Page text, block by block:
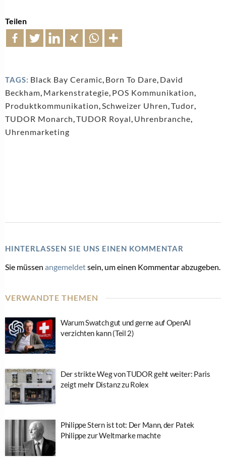
Teilen
TAGS: Black Bay Ceramic, Born To Dare, David
Beckham, Markenstrategie, POS Kommunikation,
Produktkommunikation,Schweizer Uhren,Tudor,
TUDOR Monarch,TUDOR Royal, Uhrenbranche,
Uhrenmarketing
HINTERLASSEN SIE UNS EINEN KOMMENTAR
Sie müssen angemeldetsein, um einen Kommentar abzugeben.
VERWANDTE THEMEN
Warum Swatch gut und gerne auf OpenAI
verzichten kann (Teil 2)
Der strikte Weg von TUDOR geht weiter: Paris
zeigt mehr Distanz zu Rolex
Philippe Stern ist tot: Der Mann, der Patek
Philippe zur Weltmarke machte